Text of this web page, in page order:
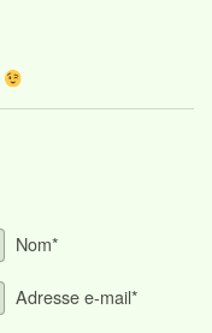
Nom*
Adresse e-mail*